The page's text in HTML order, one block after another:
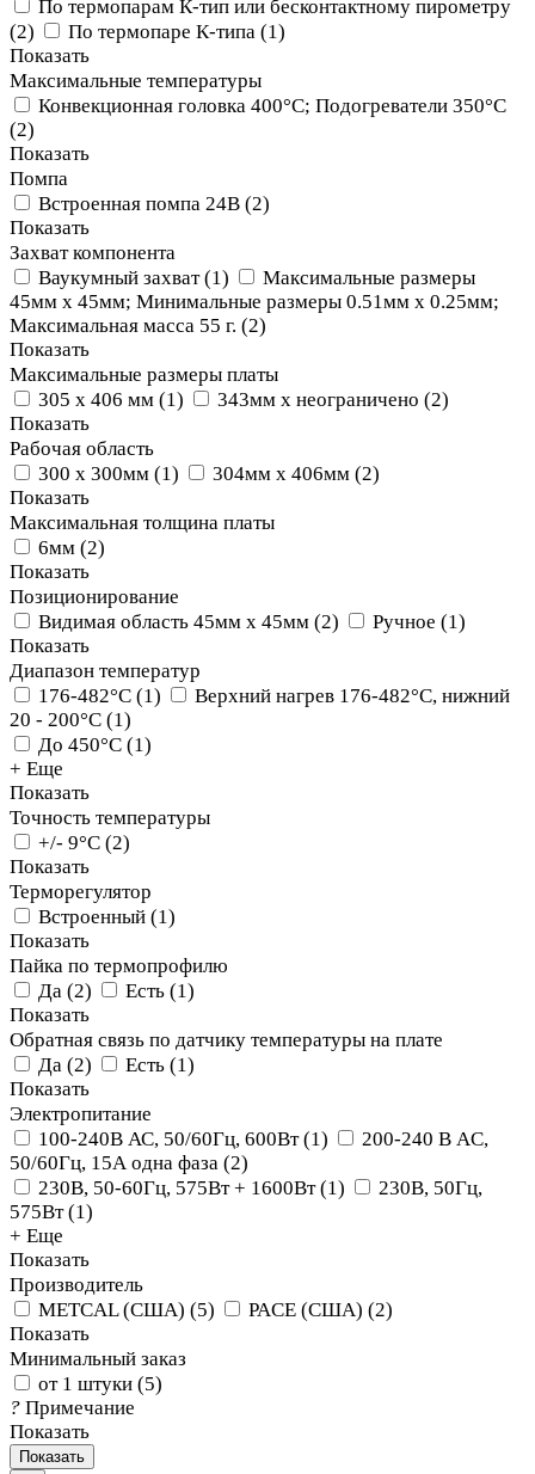
По термопарам К-тип или бесконтактному пирометру
(2) По термопаре К-типа (1)
Показать
Максимальные температуры
Конвекционная головка 400°C; Подогреватели 350°C
(2)
Показать
Помпа
Встроенная помпа 24В (2)
Показать
Захват компонента
Ваукумный захват(1)
Максимальные размеры
45мм х 45мм; Минимальные размеры 0.51мм х 0.25мм;
Максимальная масса 55 г. (2)
Показать
Максимальные размеры платы
305 х 406 мм (1) 343мм х неограничено (2)
Показать
Рабочая область
300 х 300мм (1) 304мм х 406мм (2)
Показать
Максимальная толщина платы
6мм (2)
Показать
Позиционирование
Видимая область 45мм х 45мм (2) Ручное (1)
Показать
Диапазон температур
176-482°C (1)
Верхний нагрев 176-482°C, нижний
20 - 200°C (1)
До 450°С (1)
+ Еще
Показать
Точность температуры
+/- 9°С (2)
Показать
Терморегулятор
Встроенный (1)
Показать
Пайка по термопрофилю
Да (2) Есть (1)
Показать
Обратная связь по датчику температуры на плате
Да (2) Есть (1)
Показать
Электропитание
100-240В АС, 50/60Гц, 600Вт(1)
200-240 В AC,
50/60Гц, 15А одна фаза (2)
230В, 50-60Гц, 575Вт + 1600Вт(1)
230В, 50Гц,
575Вт(1)
+ Еще
Показать
Производитель
METCAL (США) (5) PACE (США) (2)
Показать
Минимальный заказ
от 1 штуки (5)
? Примечание
Показать
Показать